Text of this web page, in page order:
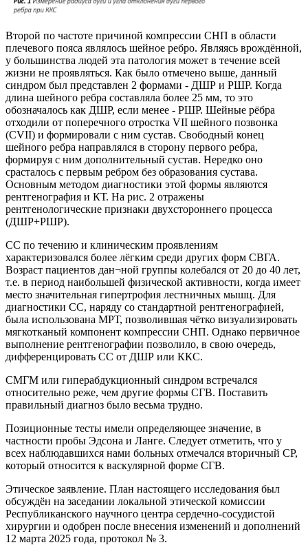
Второй по частоте причиной компрессии СНП в области
плечевого пояса являлось шейное ребро. Являясь врождённой,
у большинства людей эта патология может в течение всей
жизни не проявляться. Как было отмечено выше, данный
синдром был представлен 2 формами - ДШР и РШР. Когда
длина шейного ребра составляла более 25 мм, то это
обозначалось как ДШР, если менее - РШР. Шейные рёбра
отходили от поперечного отростка VII шейного позвонка
(CVII) и формировали с ним сустав. Свободный конец
шейного ребра направлялся в сторону первого ребра,
формируя с ним дополнительный сустав. Нередко оно
срасталось с первым ребром без образования сустава.
Основным методом диагностики этой формы являются
рентгенография и КТ. На рис. 2 отражены
рентгенологические признаки двухстороннего процесса
(ДШР+РШР).
СС по течению и клиническим проявлениям
характеризовался более лёгким среди других форм СВГА.
Возраст пациентов дан¬ной группы колебался от 20 до 40 лет,
т.е. в период наибольшей физической активности, когда имеет
место значительная гипертрофия лестничных мышц. Для
диагностики СС, наряду со стандартной рентгенографией,
была использована МРТ, позволившая чётко визуализировать
мягкотканый компонент компрессии СНП. Однако первичное
выполнение рентгенографии позволило, в свою очередь,
дифференцировать СС от ДШР или ККС.
СМГМ или гиперабдукционный синдром встречался
относительно реже, чем другие формы СГВ. Поставить
правильный диагноз было весьма трудно.
Позиционные тесты имели определяющее значение, в
частности пробы Эдсона и Ланге. Следует отметить, что у
всех наблюдавшихся нами больных отмечался вторичный СР,
который относится к васкулярной форме СГВ.
Этическое заявление. План настоящего исследования был
обсуждён на заседании локальной этической комиссии
Республиканского научного центра сердечно-сосудистой
хирургии и одобрен после внесения изменений и дополнений
12 марта 2025 года, протокол № 3.